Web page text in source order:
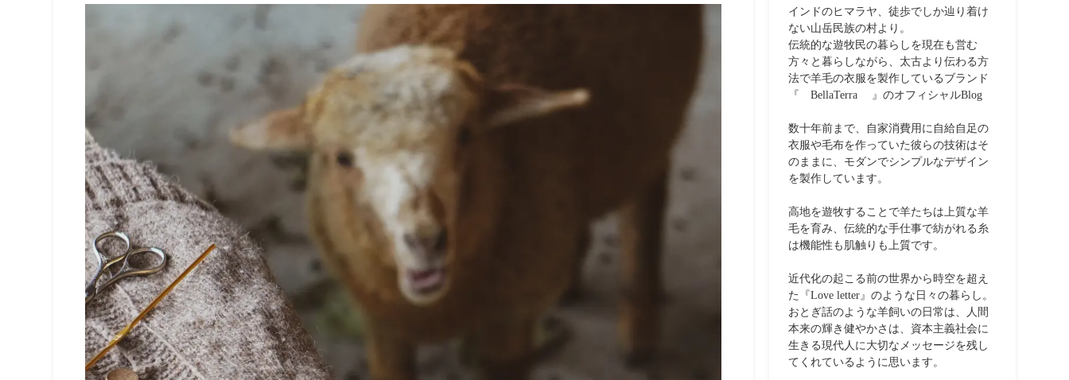
インドのヒマラヤ、徒歩でしか辿り着け
ない山岳民族の村より。
伝統的な遊牧民の暮らしを現在も営む
方々と暮らしながら、太古より伝わる方
法で羊毛の衣服を製作しているブランド
『 BellaTerra 』のオフィシャルBlog
数十年前まで、自家消費用に自給自足の
衣服や毛布を作っていた彼らの技術はそ
のままに、モダンでシンプルなデザイン
を製作しています。
高地を遊牧することで羊たちは上質な羊
毛を育み、伝統的な手仕事で紡がれる糸
は機能性も肌触りも上質です。
近代化の起こる前の世界から時空を超え
た『Love letter』のような日々の暮らし。
おとぎ話のような羊飼いの日常は、人間
本来の輝き健やかさは、資本主義社会に
生きる現代人に大切なメッセージを残し
てくれているように思います。